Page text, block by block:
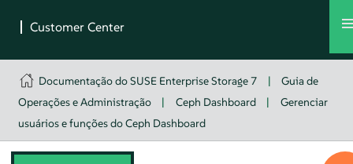
Documentação do SUSE Enterprise Storage 7 |
Guia de
Operações e Administração
| Ceph Dashboard |
Gerenciar
usuários e funções do Ceph Dashboard